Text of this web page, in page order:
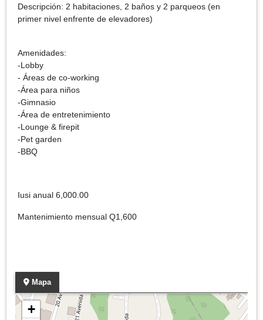
Descripción: 2 habitaciones, 2 baños y 2 parqueos (en
primer nivel enfrente de elevadores)
Amenidades:
-Lobby
- Áreas de co-working
-Área para niños
-Gimnasio
-Área de entretenimiento
-Lounge & firepit
-Pet garden
-BBQ
Iusi anual 6,000.00
Mantenimiento mensual Q1,600
Mapa
+